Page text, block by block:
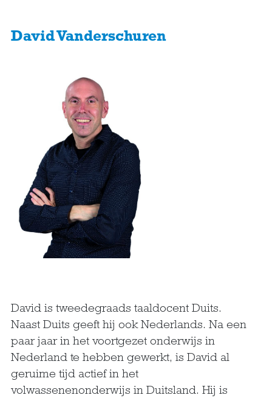
David Vanderschuren
David is tweedegraads taaldocent Duits.
Naast Duits geeft hij ook Nederlands. Na een
paar jaar in het voortgezet onderwijs in
Nederland te hebben gewerkt, is David al
geruime tijd actief in het
volwassenenonderwijs in Duitsland. Hij is